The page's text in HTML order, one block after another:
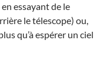
essayant de le
le télescope) ou,
qu’à espérer un ciel